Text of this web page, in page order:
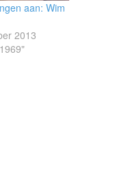
aan: Wim
2013